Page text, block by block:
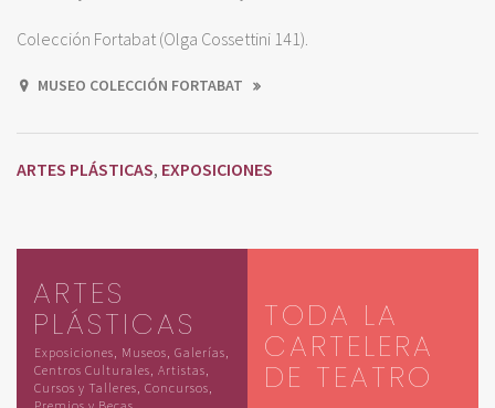
Colección Fortabat (Olga Cossettini 141).
MUSEO COLECCIÓN FORTABAT
ARTES PLÁSTICAS, EXPOSICIONES
ARTES
PLÁSTICAS
Exposiciones, Museos, Galerías,
Centros Culturales, Artistas,
Cursos y Talleres, Concursos,
TODA LA
CARTELERA
DE TEATRO